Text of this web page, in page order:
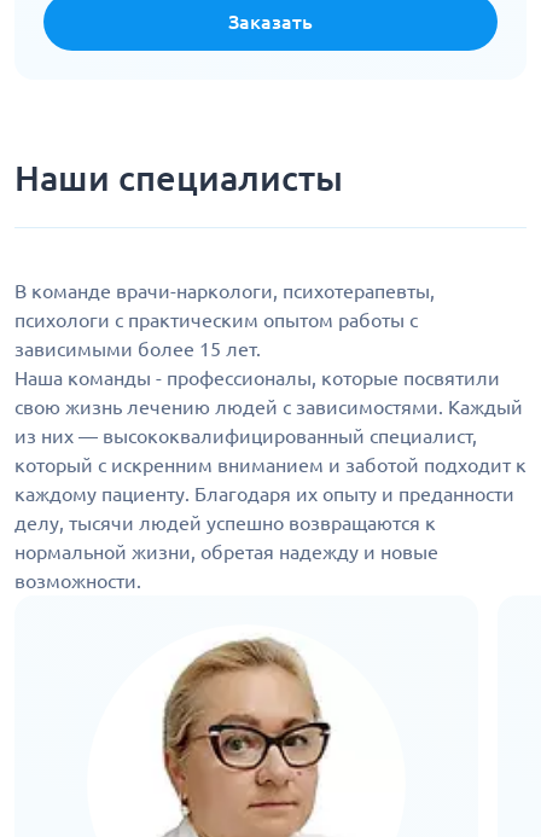
Заказать
Наши специалисты
В команде врачи-наркологи, психотерапевты,
психологи с практическим опытом работы с
зависимыми более 15 лет.
Наша команды - профессионалы, которые посвятили
свою жизнь лечению людей с зависимостями. Каждый
из них — высококвалифицированный специалист,
который с искренним вниманием и заботой подходит к
каждому пациенту. Благодаря их опыту и преданности
делу, тысячи людей успешно возвращаются к
нормальной жизни, обретая надежду и новые
возможности.